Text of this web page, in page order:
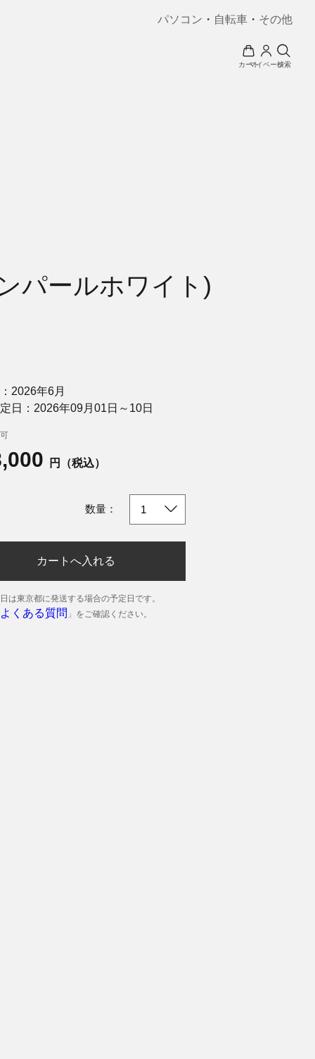
パソコン ・ 自転車 ・ その他
カートマイページ検索
パールホワイト)
2026年6月
日：2026年09月01日～10日
円（税込）
数量：
カートへ入れる
は東京都に発送する場合の予定日です。
よくある質問 」をご確認ください。